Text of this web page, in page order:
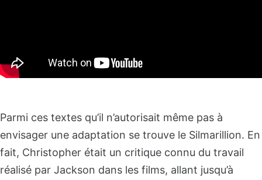
Parmi ces textes qu’il n’autorisait même pas à
envisager une adaptation se trouve le Silmarillion. En
fait, Christopher était un critique connu du travail
réalisé par Jackson dans les films, allant jusqu’à